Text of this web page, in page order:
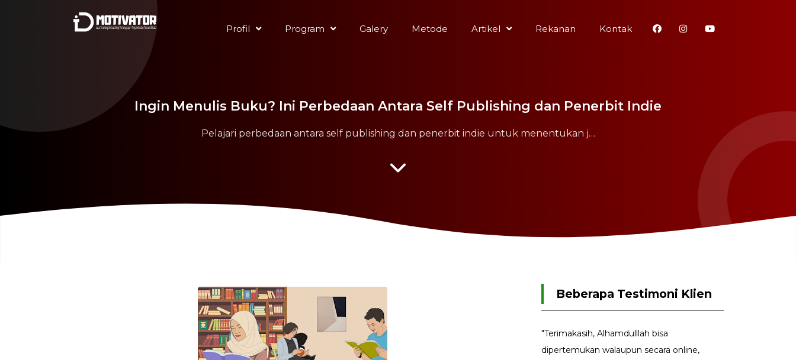
Profil Program Galery Metode Artikel Rekanan Kontak
Ingin Menulis Buku? Ini Perbedaan Antara Self Publishing dan Penerbit Indie
Pelajari perbedaan antara self publishing dan penerbit indie untuk menentukan j…
Beberapa Testimoni Klien
"Terimakasih, Alhamdulllah bisa
dipertemukan walaupun secara online,